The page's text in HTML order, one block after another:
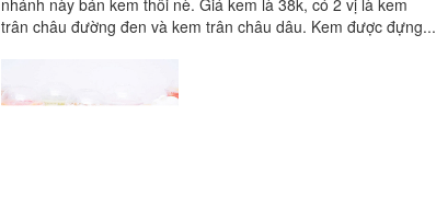
nhánh này bán kem thôi nè. Giá kem là 38k, có 2 vị là kem
trân châu đường đen và kem trân châu dâu. Kem được đựng...